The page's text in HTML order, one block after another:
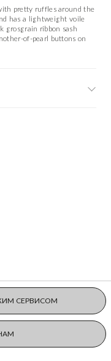
pretty ruffles around the
has a lightweight voile
grosgrain ribbon sash
of-pearl buttons on
СЕРВИСОМ